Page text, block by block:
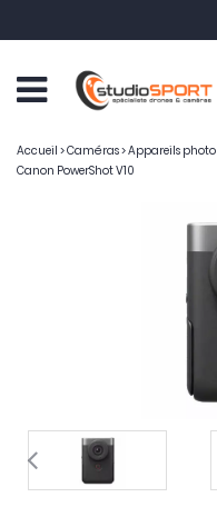
Accueil >Caméras>Appareils photo
Canon PowerShot V10